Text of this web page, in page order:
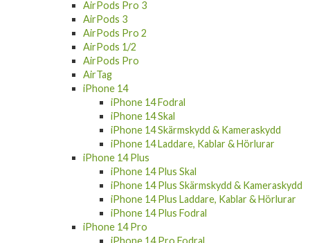
AirPods Pro 3
AirPods 3
AirPods Pro 2
AirPods 1/2
AirPods Pro
AirTag
iPhone 14
iPhone 14 Fodral
iPhone 14 Skal
iPhone 14 Skärmskydd & Kameraskydd
iPhone 14 Laddare, Kablar & Hörlurar
iPhone 14 Plus
iPhone 14 Plus Skal
iPhone 14 Plus Skärmskydd & Kameraskydd
iPhone 14 Plus Laddare, Kablar & Hörlurar
iPhone 14 Plus Fodral
iPhone 14 Pro